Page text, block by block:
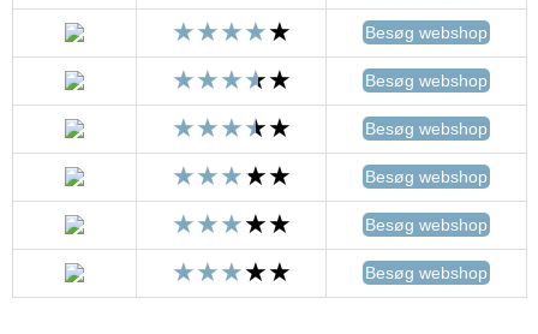
Besøg webshop
Besøg webshop
Besøg webshop
Besøg webshop
Besøg webshop
Besøg webshop